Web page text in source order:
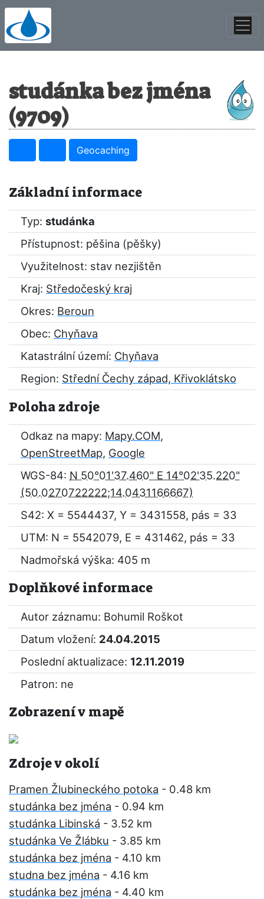
studánka bez jména
(9709)
Geocaching
Základní informace
Typ: studánka
Přístupnost: pěšina (pěšky)
Využitelnost: stav nezjištěn
Kraj: Středočeský kraj
Okres: Beroun
Obec: Chyňava
Katastrální území: Chyňava
Region: Střední Čechy západ, Křivoklátsko
Poloha zdroje
Odkaz na mapy: Mapy.COM,
OpenStreetMap, Google
WGS-84: N 50°01'37.460" E 14°02'35.220"
S42: X = 5544437, Y = 3431558, pás = 33
UTM: N = 5542079, E = 431462, pás = 33
Nadmořská výška: 405 m
Doplňkové informace
Autor záznamu: Bohumil Roškot
Datum vložení: 24.04.2015
Poslední aktualizace: 12.11.2019
Patron: ne
Zobrazení v mapě
Zdroje v okolí
Pramen Žlubineckého potoka - 0.48 km
studánka bez jména - 0.94 km
studánka Libinská - 3.52 km
studánka Ve Žlábku - 3.85 km
studánka bez jména - 4.10 km
studna bez jména - 4.16 km
studánka bez jména - 4.40 km